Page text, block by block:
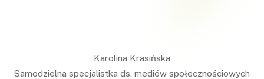
Karolina Krasińska
Samodzielna specjalistka ds. mediów społecznościowych